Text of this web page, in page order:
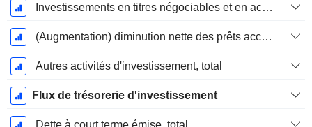
Investissements en titres négociables et en actions, total
(Augmentation) diminution nette des prêts accordés / vendus - Investissements
Autres activités d'investissement, total
Flux de trésorerie d'investissement